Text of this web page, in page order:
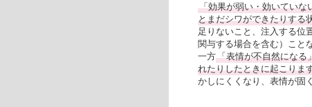
「効果が弱い・効いていな
とまだシワができたりする
足りないこと、注入する位
関与する場合を含む）こと
一方「表情が不自然になる
れたりしたときに起こりま
かしにくくなり、表情が固